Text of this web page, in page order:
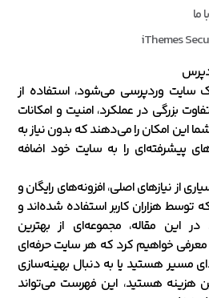
ما
سایت وردپرسی می‌شود، استفاده از
بزرگی در عملکرد، امنیت و امکانات
این امکان را می‌دهند که بدون نیاز به
پیشرفته‌ای را به سایت خود اضافه
از نیازهای اصلی، افزونه‌های رایگان و
توسط هزاران کاربر استفاده شده‌اند و
در این مقاله، مجموعه‌ای از بهترین
معرفی خواهیم کرد که هر سایت حرفه‌ای
مسیر هستید یا به دنبال بهینه‌سازی
هزینه هستید، این فهرست می‌تواند